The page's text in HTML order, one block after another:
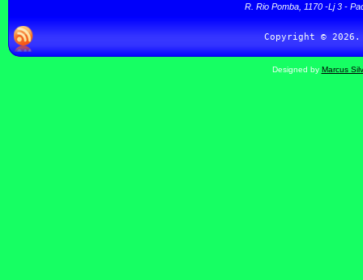
R. Rio Pomba, 1170 -Lj 3 -
Designed by Marcus